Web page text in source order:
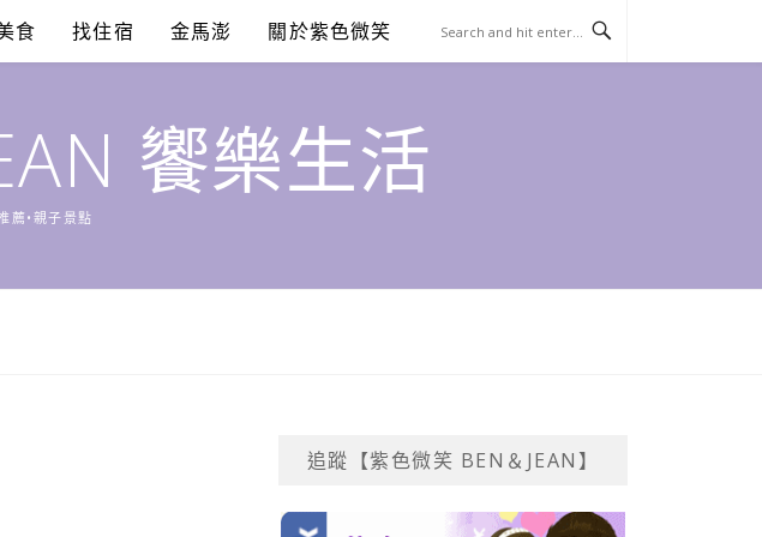
食 找住宿 金馬澎 關於紫色微笑
饗樂生活
薦•親子景點
追蹤【紫色微笑 BEN＆JEAN】